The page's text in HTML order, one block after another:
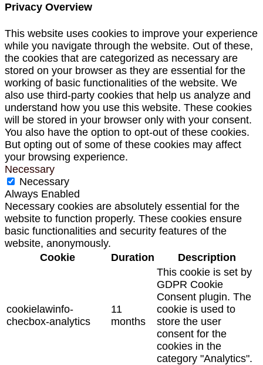
Privacy Overview
This website uses cookies to improve your experience
while you navigate through the website. Out of these,
the cookies that are categorized as necessary are
stored on your browser as they are essential for the
working of basic functionalities of the website. We
also use third-party cookies that help us analyze and
understand how you use this website. These cookies
will be stored in your browser only with your consent.
You also have the option to opt-out of these cookies.
But opting out of some of these cookies may affect
your browsing experience.
Necessary
Necessary
Always Enabled
Necessary cookies are absolutely essential for the
website to function properly. These cookies ensure
basic functionalities and security features of the
website, anonymously.
Cookie
Duration Description
cookielawinfo-
checbox-analytics
11
months
This cookie is set by
GDPR Cookie
Consent plugin. The
cookie is used to
store the user
consent for the
cookies in the
category "Analytics".